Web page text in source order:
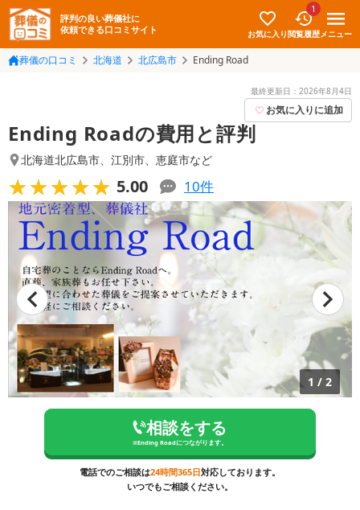
評判の良い葬儀社に
依頼できる口コミサイト
お気に入り
1
閲覧履歴メニュー
葬儀の口コミ 北海道 北広島市 Ending Road
最終更新日： 2026年8月4日
お気に入りに追加
Ending Roadの費用と評判
北海道北広島市、 江別市、 恵庭市など
★★★★★
★★★★★ 5.00 10件
1 / 2
相談をする
※Ending Roadにつながります。
電話でのご相談は24時間365日対応しております。
いつでもご相談ください。